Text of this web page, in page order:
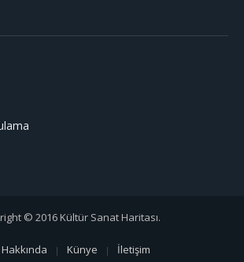
© 2016 Kültür Sanat Haritası.
Hakkında Künye İletişim